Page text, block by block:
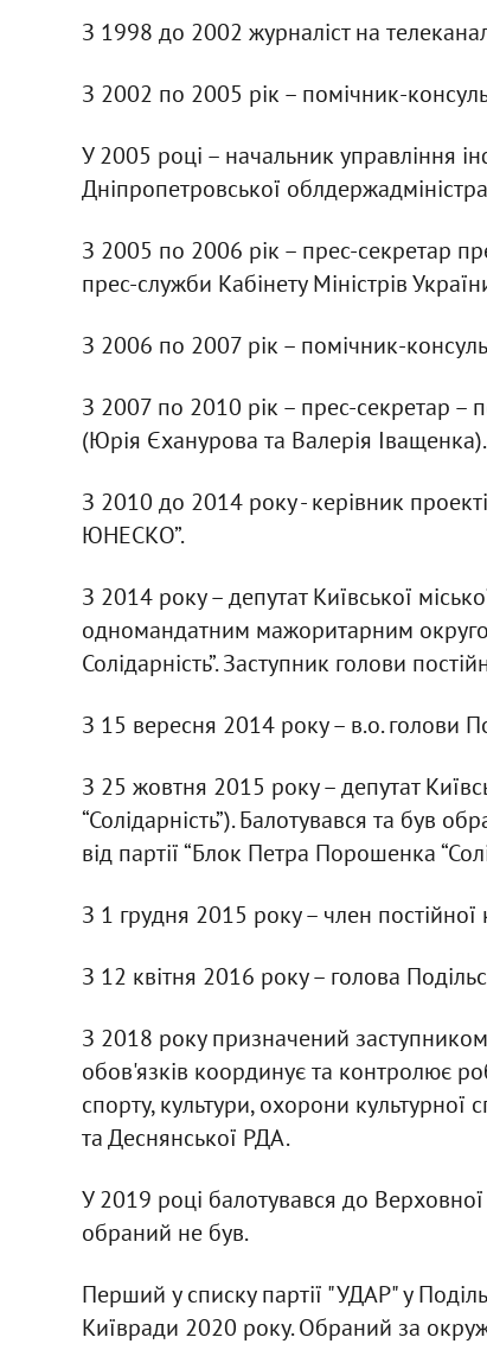
З 1998 до 2002 журналіст на
З 2002 по 2005 рік – помічник-
У 2005 році – начальник управління
Дніпропетровської
З 2005 по 2006 рік – прес-секретар
прес-служби Кабінету Міністрів
З 2006 по 2007 рік – помічник-
З 2007 по 2010 рік – прес-секретар –
(Юрія Єханурова та Валерія Іващенка).
З 2010 до 2014 року - керівник
ЮНЕСКО”.
З 2014 року – депутат Київської
одномандатним мажоритарним
Солідарність”. Заступник голови
З 15 вересня 2014 року – в.о. голови
З 25 жовтня 2015 року – депутат
“Солідарність”). Балотувався та був
від партії “Блок Петра Порошенка
З 1 грудня 2015 року – член постійної
З 12 квітня 2016 року – голова
З 2018 року призначений
обов'язків координує та контролює
спорту, культури, охорони
та Деснянської РДА.
У 2019 році балотувався до
обраний не був.
Перший у списку партії "УДАР" у
Київради 2020 року. Обраний за